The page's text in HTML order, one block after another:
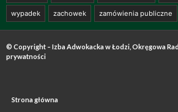
wypadek zachowek zamówienia publiczne
© Copyright – Izba Adwokacka w Łodzi, Okręgowa
prywatności
Strona główna